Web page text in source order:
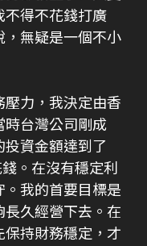
不得不花錢打廣
，無疑是一個不小
力，我決定由香
台灣公司剛成
資金額達到了
。在沒有穩定利
我的首要目標是
久經營下去。在
持財務穩定，才